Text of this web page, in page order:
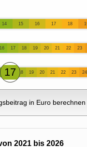
14 15 16 17 18
16 17 18 19 20 21 22 23
17 18 19 20 21 22 23 24
in Euro berechnen
2021 bis 2026